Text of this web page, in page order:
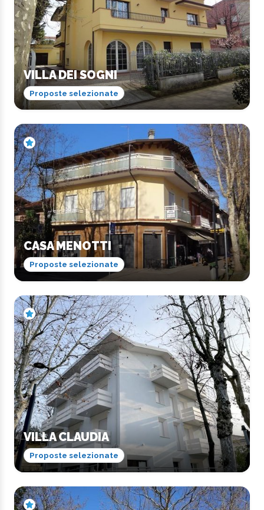
VILLA DEI SOGNI
Proposte selezionate
CASA MENOTTI
Proposte selezionate
VILLA CLAUDIA
Proposte selezionate